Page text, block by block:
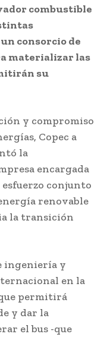
combustible
consorcio de
materializar las
su
y compromiso
Copec a
la
encargada
conjunto
renovable
la transición
ingeniería y
en la
permitirá
y dar la
el bus -que